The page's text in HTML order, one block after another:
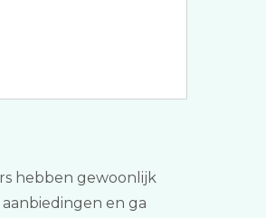
hebben gewoonlijk
en ga